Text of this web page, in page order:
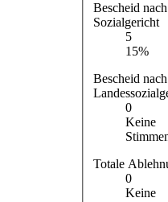
Bescheid
Sozialgericht
5
15%
Bescheid
0
Keine
Totale
0
Keine